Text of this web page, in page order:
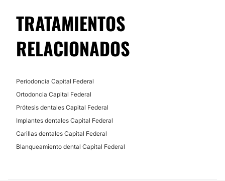
TRATAMIENTOS
RELACIONADOS
Periodoncia Capital Federal
Ortodoncia Capital Federal
Prótesis dentales Capital Federal
Implantes dentales Capital Federal
Carillas dentales Capital Federal
Blanqueamiento dental Capital Federal